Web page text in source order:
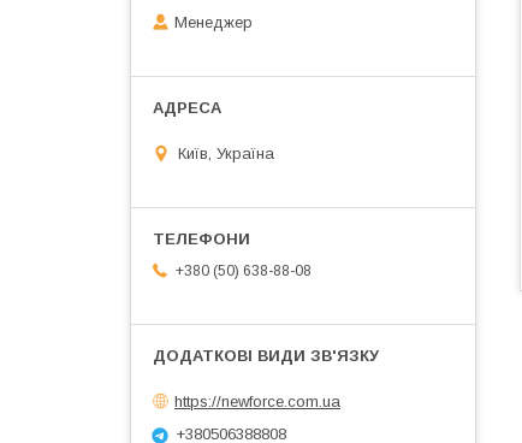
Менеджер
Київ, Україна
+380 (50) 638-88-08
https://newforce.com.ua
+380506388808